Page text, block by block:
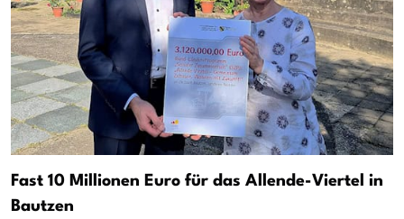
Fast 10 Millionen Euro für das Allende-Viertel in
Bautzen